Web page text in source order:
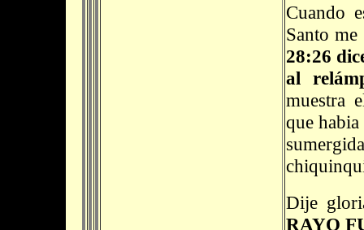
Cuando
Santo
28:26
al
muestra
que
Dije
RAYO